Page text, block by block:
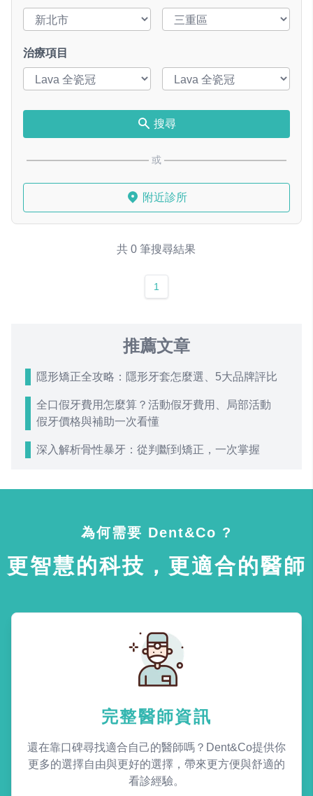
治療項目
搜尋
或
附近診所
共 0 筆搜尋結果
1
推薦文章
隱形矯正全攻略：隱形牙套怎麼選、5大品牌評比
全口假牙費用怎麼算？活動假牙費用、局部活動
假牙價格與補助一次看懂
深入解析骨性暴牙：從判斷到矯正，一次掌握
為何需要 Dent&Co ?
更智慧的科技，更適合的醫師
完整醫師資訊
還在靠口碑尋找適合自己的醫師嗎？Dent&Co提供你
更多的選擇自由與更好的選擇，帶來更方便與舒適的
看診經驗。